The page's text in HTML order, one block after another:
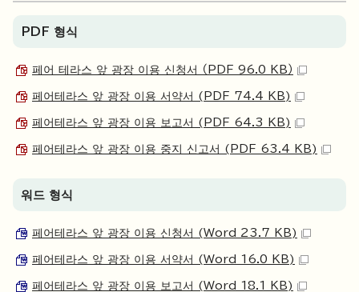
PDF 형식
페어 테라스 앞 광장 이용 신청서 （PDF 96.0 KB）
페어테라스 앞 광장 이용 서약서 (PDF 74.4 KB)
페어테라스 앞 광장 이용 보고서 (PDF 64.3 KB)
페어테라스 앞 광장 이용 중지 신고서 (PDF 63.4 KB)
워드 형식
페어테라스 앞 광장 이용 신청서 (Word 23.7 KB)
페어테라스 앞 광장 이용 서약서 (Word 16.0 KB)
페어테라스 앞 광장 이용 보고서 (Word 18.1 KB)